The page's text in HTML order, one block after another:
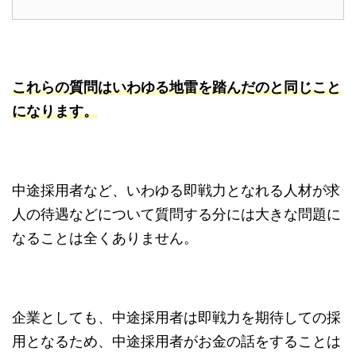
これらの質問はいわゆる地雷を踏んだのと同じこと
になります。
中途採用者など、いわゆる即戦力となれる人材が求
人の待遇などについて質問する分には大きな問題に
なることは全くありません。
企業としても、中途採用者は即戦力を期待しての採
用となるため、中途採用者がお金の話をすることは